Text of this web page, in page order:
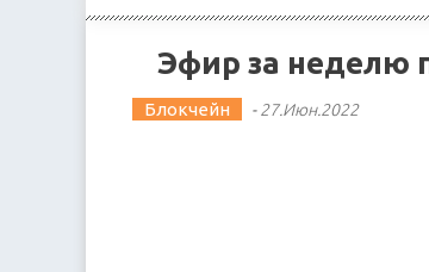
Эфир за неделю
Блокчейн -27.Июн.2022